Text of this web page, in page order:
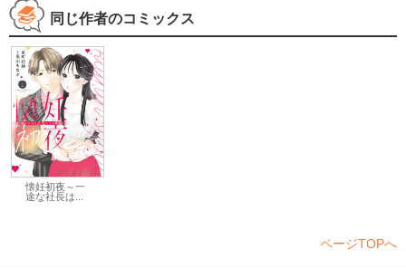
同じ作者のコミックス
懐妊初夜～一
途な社長は...
ページTOPへ